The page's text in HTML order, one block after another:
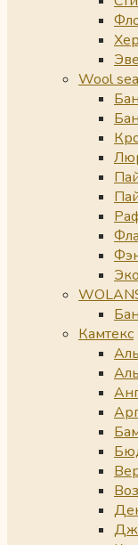
Wool sea
Камтекс